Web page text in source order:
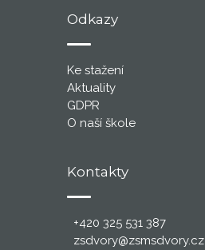
Odkazy
Ke stažení
Aktuality
GDPR
O naší škole
Kontakty
+420 325 531 387
zsdvory@zsmsdvory.cz